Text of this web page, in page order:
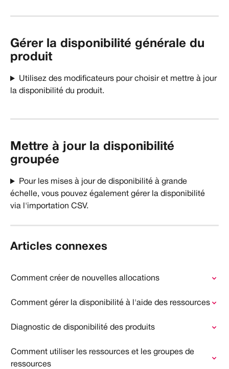
Gérer la disponibilité générale du
produit
Utilisez des modificateurs pour choisir et mettre à jour
la disponibilité du produit.
Mettre à jour la disponibilité
groupée
Pour les mises à jour de disponibilité à grande
échelle, vous pouvez également gérer la disponibilité
via l'importation CSV.
Articles connexes
Comment créer de nouvelles allocations
Comment gérer la disponibilité à l'aide des ressources
Diagnostic de disponibilité des produits
Comment utiliser les ressources et les groupes de
ressources